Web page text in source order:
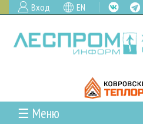
Вход EN
☰ Меню